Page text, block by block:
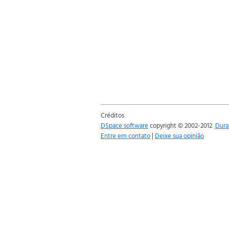
Créditos
DSpace softwarecopyright © 2002-2012
Entre em contato | Deixe sua opinião